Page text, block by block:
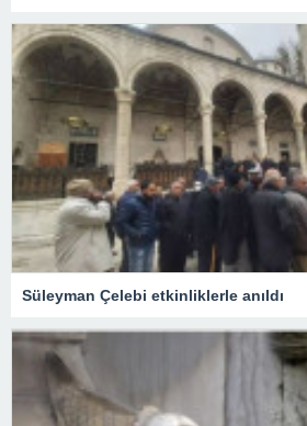
Süleyman Çelebi etkinliklerle anıldı